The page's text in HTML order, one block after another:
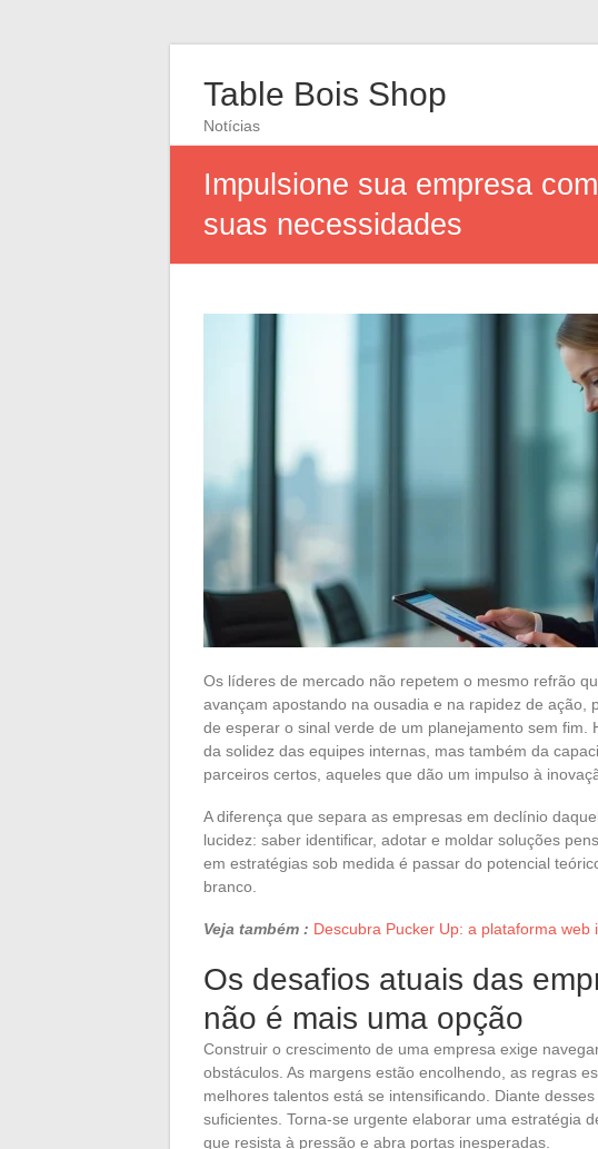
Table Bois Shop
Notícias
Impulsione sua empresa
suas necessidades
Os líderes de mercado não repetem o mesmo refrão
avançam apostando na ousadia e na rapidez de ação,
de esperar o sinal verde de um planejamento sem fim.
da solidez das equipes internas, mas também da
parceiros certos, aqueles que dão um impulso à
A diferença que separa as empresas em declínio
lucidez: saber identificar, adotar e moldar soluções
em estratégias sob medida é passar do potencial
branco.
Veja também : Descubra Pucker Up: a plataforma
Os desafios atuais das
não é mais uma opção
Construir o crescimento de uma empresa exige
obstáculos. As margens estão encolhendo, as regras
melhores talentos está se intensificando. Diante
suficientes. Torna-se urgente elaborar uma estratégia
que resista à pressão e abra portas inesperadas.